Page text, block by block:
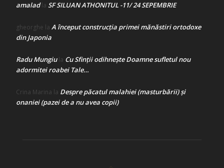
amaladla SF SILUAN ATHONITUL -11/ 24 SEPEMBRIE
gheorghe la A început construcţia primei mănăstiri ortodoxe
din Japonia
Radu Mungiula Cu Sfinții odihnește Doamne sufletul nou
adormitei roabei Tale…
Crina Marina la Despre păcatul malahiei (masturbării) şi
onaniei (pazei de a nu avea copii)